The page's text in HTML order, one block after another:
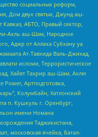
социальных реформ,
Дом двух святых, Джунд аш-
АБТО, Правый сектор,
ли-Ахль аш-Шам, Народное
Аджр от Аллаха Субхану уа
Ат-Тавхида Валь-Джихад,
исломи, Террористическое
Хайят Тахрир аш-Шам, Ахлю
Power, Артподготовка,
Колумбайн, Хатлонский
п. Кушкуль г. Оренбург,
имени Номана
Таджикистана,
московская ячейка, Батал-